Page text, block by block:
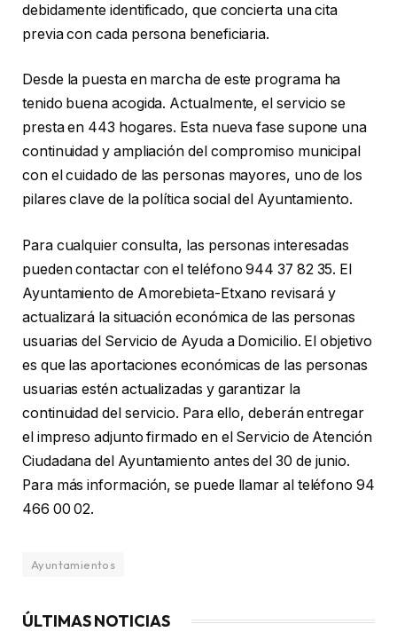
debidamente identificado, que concierta una cita
previa con cada persona beneficiaria.
Desde la puesta en marcha de este programa ha
tenido buena acogida. Actualmente, el servicio se
presta en 443 hogares. Esta nueva fase supone una
continuidad y ampliación del compromiso municipal
con el cuidado de las personas mayores, uno de los
pilares clave de la política social del Ayuntamiento.
Para cualquier consulta, las personas interesadas
pueden contactar con el teléfono 944 37 82 35. El
Ayuntamiento de Amorebieta-Etxano revisará y
actualizará la situación económica de las personas
usuarias del Servicio de Ayuda a Domicilio. El objetivo
es que las aportaciones económicas de las personas
usuarias estén actualizadas y garantizar la
continuidad del servicio. Para ello, deberán entregar
el impreso adjunto firmado en el Servicio de Atención
Ciudadana del Ayuntamiento antes del 30 de junio.
Para más información, se puede llamar al teléfono 94
466 00 02.
Ayuntamientos
ÚLTIMAS NOTICIAS